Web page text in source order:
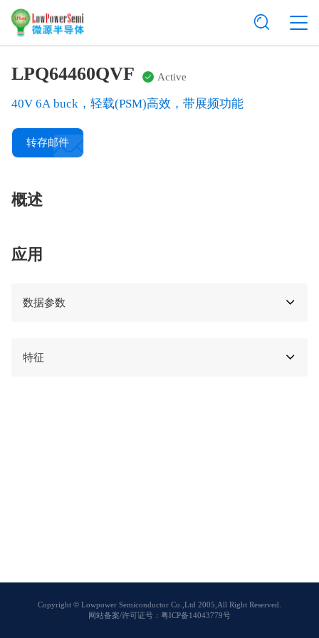
LPQ64460QVF Active
40V 6A buck，轻载(PSM)高效，带展频功能
转存邮件
概述
应用
数据参数
特征
Copyright © Lowpower Semiconductor Co.,Ltd 2005,All Right Reserved.
网站备案/许可证号：粤ICP备14043779号